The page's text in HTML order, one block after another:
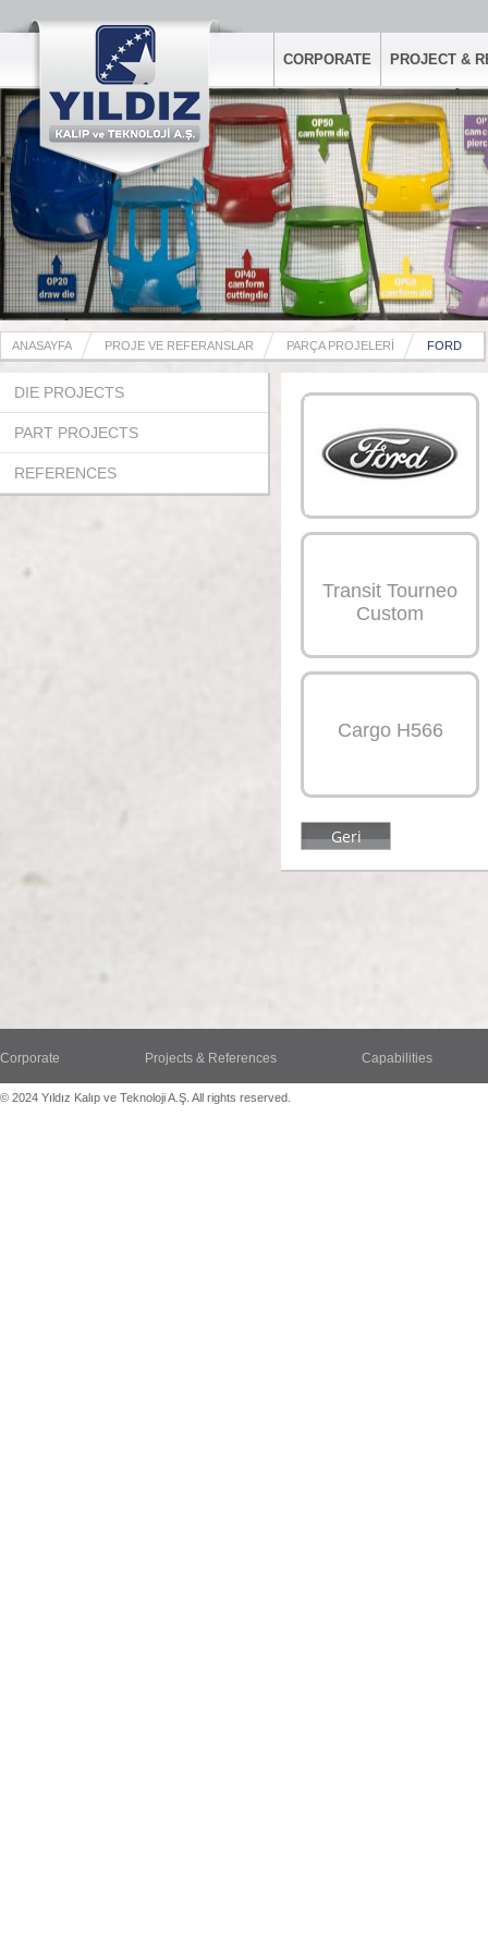
CORPORATE PROJECT &
ANASAYFA PROJE VE REFERANSLAR PARÇA PROJELERİ FORD
DIE PROJECTS
PART PROJECTS
REFERENCES
Transit Tourneo
Custom
Cargo H566
Geri
Corporate Projects & References Capabilities
© 2024 Yıldız Kalıp ve Teknoloji A.Ş. All rights reserved.